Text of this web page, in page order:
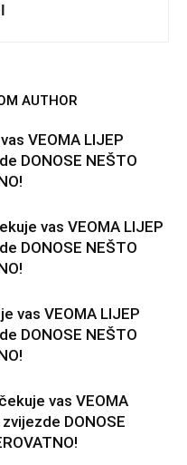
AUTHOR
VEOMA LIJEP
DONOSE NEŠTO
vas VEOMA LIJEP
DONOSE NEŠTO
vas VEOMA LIJEP
DONOSE NEŠTO
vas VEOMA
zvijezde DONOSE